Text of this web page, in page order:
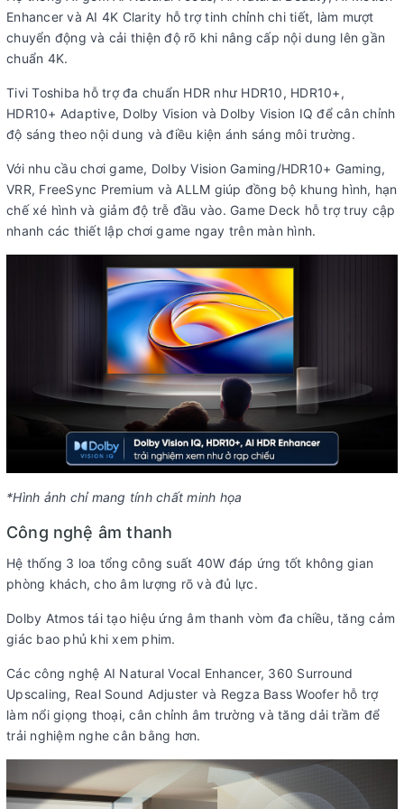
Kích thước có chân, đặt
bàn:
Ngang 144.6 cm - Cao 88.5 cm - Dày
31.3 cm
Khối lượng có chân:
Kích thước không chân, treo
tường:
Ngang 144.6 cm - Cao 83.6 cm -
Dày 7.6 cm
Khối lượng không chân:
20 kg
Hãng:
Toshiba.
Xem thông tin hãng
Enhancer và AI 4K Clarity hỗ trợ tinh chỉnh chi tiết, làm mượt
chuyển động và cải thiện độ rõ khi nâng cấp nội dung lên gần
chuẩn 4K.
Tivi Toshiba hỗ trợ đa chuẩn HDR như HDR10, HDR10+,
HDR10+ Adaptive, Dolby Vision và Dolby Vision IQ để cân chỉnh
độ sáng theo nội dung và điều kiện ánh sáng môi trường.
Với nhu cầu chơi game, Dolby Vision Gaming/HDR10+ Gaming,
VRR, FreeSync Premium và ALLM giúp đồng bộ khung hình, hạn
chế xé hình và giảm độ trễ đầu vào. Game Deck hỗ trợ truy cập
nhanh các thiết lập chơi game ngay trên màn hình.
*Hình ảnh chỉ mang tính chất minh họa
Công nghệ âm thanh
Hệ thống 3 loa tổng công suất 40W đáp ứng tốt không gian
phòng khách, cho âm lượng rõ và đủ lực.
Dolby Atmos tái tạo hiệu ứng âm thanh vòm đa chiều, tăng cảm
giác bao phủ khi xem phim.
Các công nghệ AI Natural Vocal Enhancer, 360 Surround
Upscaling, Real Sound Adjuster và Regza Bass Woofer hỗ trợ
làm nổi giọng thoại, cân chỉnh âm trường và tăng dải trầm để
trải nghiệm nghe cân bằng hơn.